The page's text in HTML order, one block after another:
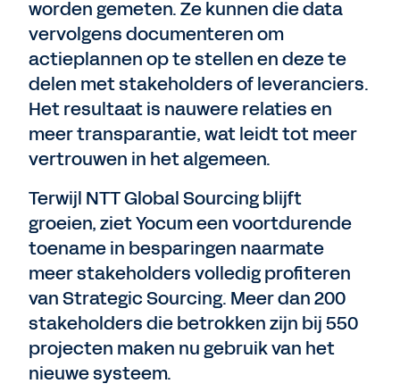
worden gemeten. Ze kunnen die data
vervolgens documenteren om
actieplannen op te stellen en deze te
delen met stakeholders of leveranciers.
Het resultaat is nauwere relaties en
meer transparantie, wat leidt tot meer
vertrouwen in het algemeen.
Terwijl NTT Global Sourcing blijft
groeien, ziet Yocum een voortdurende
toename in besparingen naarmate
meer stakeholders volledig profiteren
van Strategic Sourcing. Meer dan 200
stakeholders die betrokken zijn bij 550
projecten maken nu gebruik van het
nieuwe systeem.